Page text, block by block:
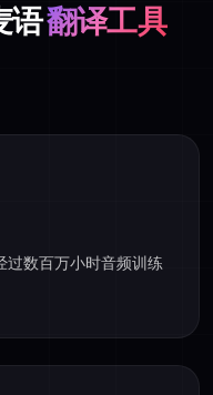
语翻译工具
过数百万小时音频训练